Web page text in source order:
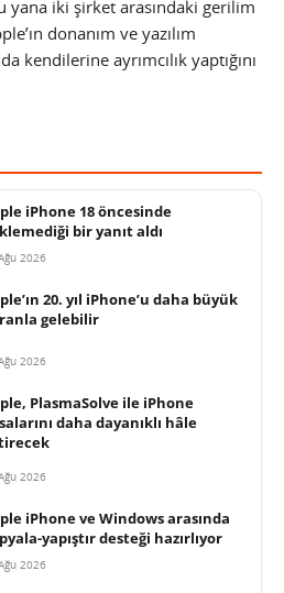
yana iki şirket arasındaki gerilim
donanım ve yazılım
kendilerine ayrımcılık yaptığını
iPhone 18 öncesinde
bir yanıt aldı
2026
20. yıl iPhone’u daha büyük
gelebilir
2026
PlasmaSolve ile iPhone
daha dayanıklı hâle
2026
iPhone ve Windows arasında
yapıştır desteği hazırlıyor
2026